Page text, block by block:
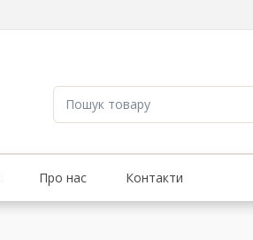
Пошук
Про нас Контакти